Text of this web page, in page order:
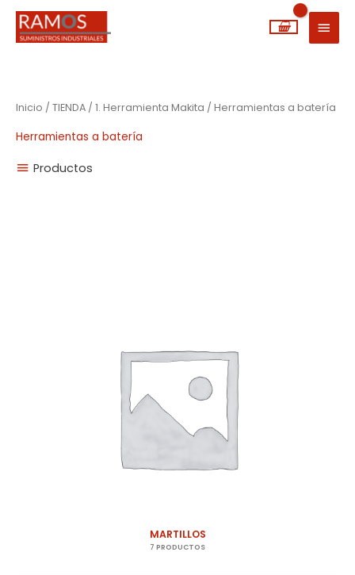
MENÚ
Inicio / TIENDA / 1. Herramienta Makita / Herramientas a batería
Herramientas a batería
Productos
MARTILLOS
7 PRODUCTOS